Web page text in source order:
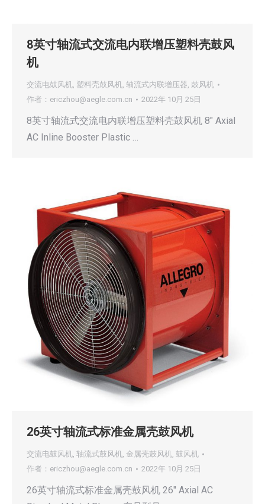
8英寸轴流式交流电内联增压塑料壳鼓风
机
交流电鼓风机, 塑料壳鼓风机, 轴流式内联增压器, 鼓风机
作者： ericzhou@aegle.com.cn 2022年 10月 25日
8英寸轴流式交流电内联增压塑料壳鼓风机 8″ Axial
AC Inline Booster Plastic …
26英寸轴流式标准金属壳鼓风机
交流电鼓风机, 轴流式鼓风机, 金属壳鼓风机, 鼓风机
作者： ericzhou@aegle.com.cn 2022年 10月 25日
26英寸轴流式标准金属壳鼓风机 26″ Axial AC